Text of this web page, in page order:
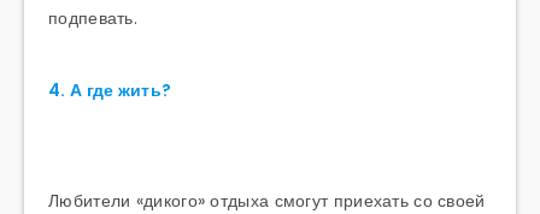
подпевать.
4. А где жить?
Любители «дикого» отдыха смогут приехать со своей